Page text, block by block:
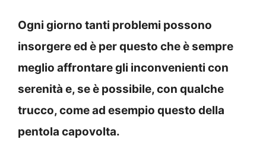
Ogni giorno tanti problemi possono
insorgere ed è per questo che è sempre
meglio affrontare gli inconvenienti con
serenità e, se è possibile, con qualche
trucco, come ad esempio questo della
pentola capovolta.